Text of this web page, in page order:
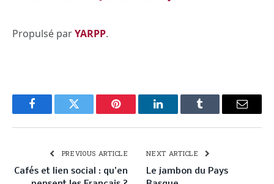
Propulsé parYARPP.
FacebookTwitter Pinterest LinkedInTumblr Email
PREVIOUS ARTICLE
Cafés et lien social : qu’en
NEXT ARTICLE
Le jambon du Pays